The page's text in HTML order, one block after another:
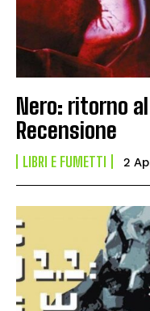
Nero: ritorno
Recensione
LIBRI E FUMETTI 2